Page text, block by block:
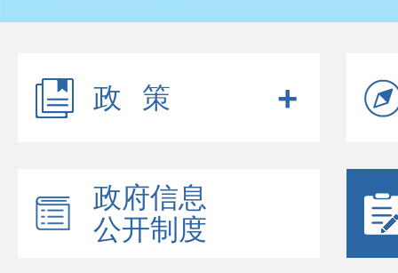
政策
政府信息
公开制度